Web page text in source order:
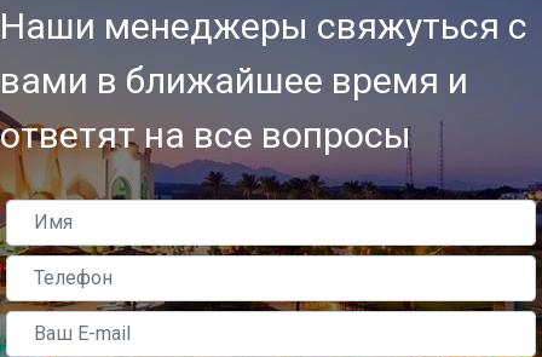
Наши менеджеры свяжуться с
вами в ближайшее время и
ответят на все вопросы